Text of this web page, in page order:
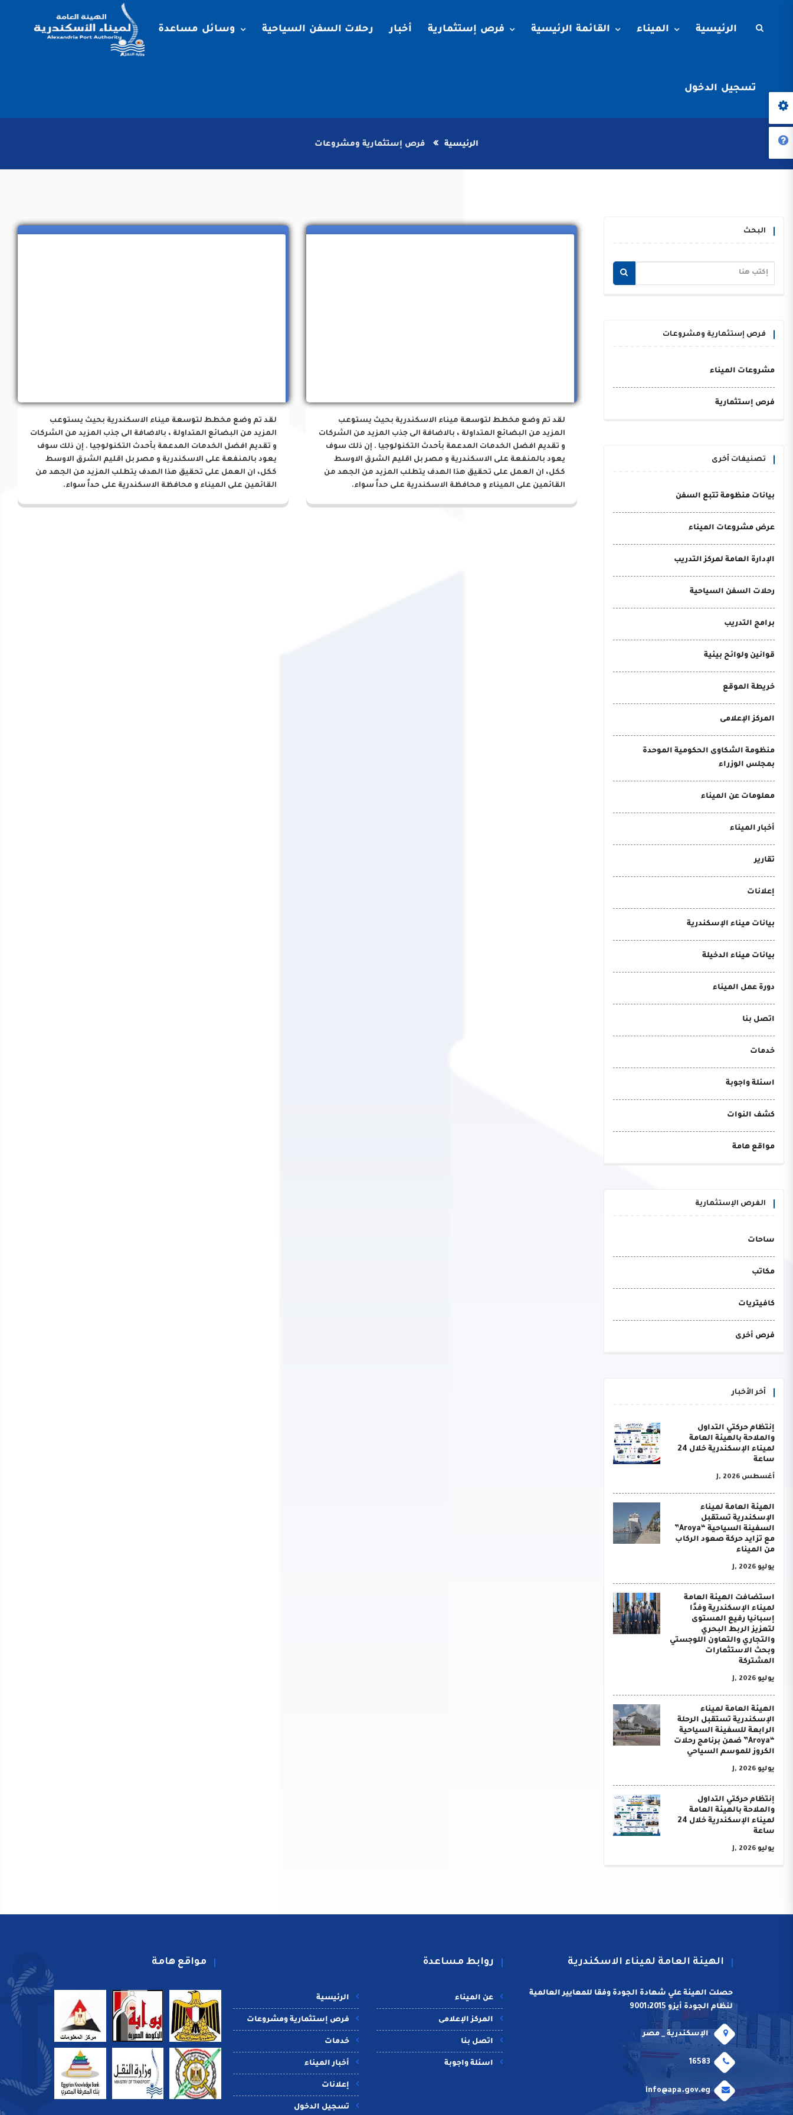
الرئيسية الميناء القائمة الرئيسية فرص إستثمارية أخبار رحلات السفن السياحية وسائل مساعدة
تسجيل الدخول
الرئيسية فرص إستثمارية ومشروعات
البحث
فرص إستثمارية ومشروعات
مشروعات الميناء
فرص إستثمارية
تصنيفات أخرى
بيانات منظومة تتبع السفن
عرض مشروعات الميناء
الإدارة العامة لمركز التدريب
رحلات السفن السياحية
برامج التدريب
قوانين ولوائح بيئية
خريطة الموقع
المركز الإعلامى
منظومة الشكاوى الحكومية الموحدة
بمجلس الوزراء
معلومات عن الميناء
أخبار الميناء
تقارير
إعلانات
بيانات ميناء الإسكندرية
بيانات ميناء الدخيلة
دورة عمل الميناء
اتصل بنا
خدمات
اسئلة واجوبة
كشف النوات
مواقع هامة
الفرص الإستثمارية
ساحات
مكاتب
كافيتريات
فرص أخرى
أخر الأخبار
إنتظام حركتي التداول
والملاحة بالهيئة العامة
لميناء الإسكندرية خلال 24
ساعة
أغسطس J, 2026
الهيئة العامة لميناء
الإسكندرية تستقبل
السفينة السياحية “Aroya”
مع تزايد حركة صعود الركاب
من الميناء
يوليو J, 2026
استضافت الهيئة العامة
لميناء الإسكندرية وفدًا
إسبانيا رفيع المستوى
لتعزيز الربط البحري
والتجاري والتعاون اللوجستي
وبحث الاستثمارات
المشتركة
يوليو J, 2026
الهيئة العامة لميناء
الإسكندرية تستقبل الرحلة
الرابعة للسفينة السياحية
“Aroya” ضمن برنامج رحلات
الكروز للموسم السياحي
يوليو J, 2026
إنتظام حركتي التداول
والملاحة بالهيئة العامة
لميناء الإسكندرية خلال 24
ساعة
يوليو J, 2026
لقد تم وضع مخطط لتوسعة ميناء الاسكندرية بحيث يستوعب
المزيد من البضائع المتداولة ، بالاضافة الى جذب المزيد من الشركات
و تقديم افضل الخدمات المدعمة بأحدث التكنولوجيا . إن ذلك سوف
يعود بالمنفعة على الاسكندرية و مصر بل اقليم الشرق الاوسط
ككل، ان العمل على تحقيق هذا الهدف يتطلب المزيد من الجهد من
القائمين على الميناء و محافظة الاسكندرية على حداً سواء.
لقد تم وضع مخطط لتوسعة ميناء الاسكندرية بحيث يستوعب
المزيد من البضائع المتداولة ، بالاضافة الى جذب المزيد من الشركات
و تقديم افضل الخدمات المدعمة بأحدث التكنولوجيا . إن ذلك سوف
يعود بالمنفعة على الاسكندرية و مصر بل اقليم الشرق الاوسط
ككل، ان العمل على تحقيق هذا الهدف يتطلب المزيد من الجهد من
القائمين على الميناء و محافظة الاسكندرية على حداً سواء.
الهيئة العامة لميناء الاسكندرية
حصلت الهيئة علي شهادة الجودة وفقا للمعايير العالمية
لنظام الجودة أيزو 9001:2015
الإسكندرية _ مصر
16583
info@apa.gov.eg
روابط مساعدة
الرئيسية
فرص إستثمارية ومشروعات
خدمات
أخبار الميناء
إعلانات
تسجيل الدخول
عن الميناء
المركز الإعلامى
اتصل بنا
اسئلة واجوبة
مواقع هامة